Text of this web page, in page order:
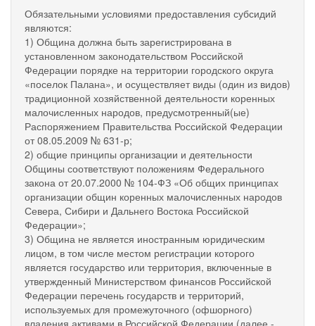
Обязательными условиями предоставления субсидий
являются:
1) Община должна быть зарегистрирована в
установленном законодательством Российской
Федерации порядке на территории городского округа
«поселок Палана», и осуществляет виды (один из видов)
традиционной хозяйственной деятельности коренных
малочисленных народов, предусмотренный(ые)
Распоряжением Правительства Российской Федерации
от 08.05.2009 № 631-р;
2) общие принципы организации и деятельности
Общины соответствуют положениям Федерального
закона от 20.07.2000 № 104-ФЗ «Об общих принципах
организации общин коренных малочисленных народов
Севера, Сибири и Дальнего Востока Российской
Федерации»;
3) Община не является иностранным юридическим
лицом, в том числе местом регистрации которого
является государство или территория, включенные в
утвержденный Министерством финансов Российской
Федерации перечень государств и территорий,
используемых для промежуточного (офшорного)
владения активами в Российской Федерации (далее -